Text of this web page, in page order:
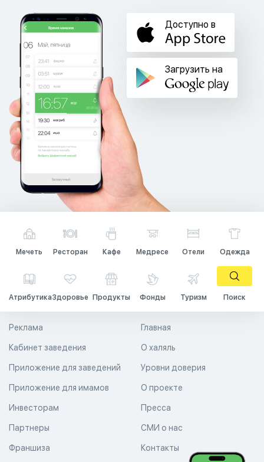
Доступно в
Загрузить на
Мечеть Ресторан Кафе Медресе Отели Одежда
АтрибутикаЗдоровье Продукты Фонды Туризм Поиск
Главная
О халяль
Уровни доверия
Реклама
Кабинет заведения
Приложение для заведений
Приложение для имамов О проекте
Пресса
СМИ о нас
Контакты
Инвесторам
Партнеры
Франшиза